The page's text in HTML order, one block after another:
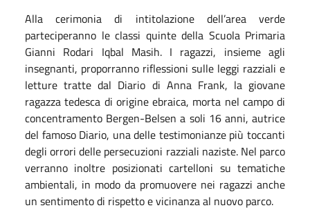
Alla cerimonia di intitolazione dell’area verde
parteciperanno le classi quinte della Scuola Primaria
Gianni Rodari Iqbal Masih. I ragazzi, insieme agli
insegnanti, proporranno riflessioni sulle leggi razziali e
letture tratte dal Diario di Anna Frank, la giovane
ragazza tedesca di origine ebraica, morta nel campo di
concentramento Bergen-Belsen a soli 16 anni, autrice
del famoso Diario, una delle testimonianze più toccanti
degli orrori delle persecuzioni razziali naziste. Nel parco
verranno inoltre posizionati cartelloni su tematiche
ambientali, in modo da promuovere nei ragazzi anche
un sentimento di rispetto e vicinanza al nuovo parco.